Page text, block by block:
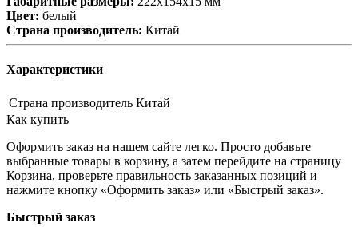
Цвет: белый
Страна производитель: Китай
Характеристики
Страна производитель Китай
Как купить
Оформить заказ на нашем сайте легко. Просто добавьте
выбранные товары в корзину, а затем перейдите на страницу
Корзина, проверьте правильность заказанных позиций и
нажмите кнопку «Оформить заказ» или «Быстрый заказ».
Быстрый заказ